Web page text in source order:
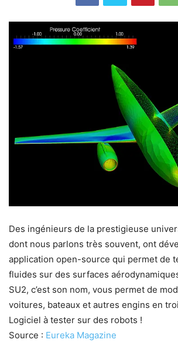
Des ingénieurs de la prestigieuse
dont nous parlons très souvent, ont
application open-source qui permet de
fluides sur des surfaces
SU2, c’est son nom, vous permet de
voitures, bateaux et autres engins en
Logiciel à tester sur des robots !
Source : Eureka Magazine